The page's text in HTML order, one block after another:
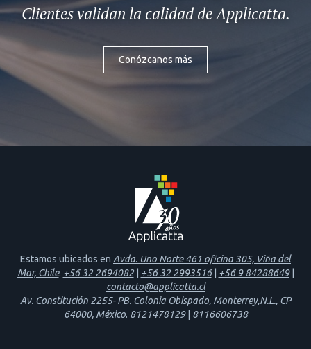
Clientes validan la calidad de Applicatta.
Conózcanos más
Estamos ubicados en Avda. Uno Norte 461 oficina 305, Viña del
Mar, Chile. +56 32 2694082| +56 32 2993516| +56 9 84288649|
contacto@applicatta.cl
Av. Constitución 2255- PB. Colonia Obispado, Monterrey,N.L., CP
64000, México. 8121478129| 8116606738